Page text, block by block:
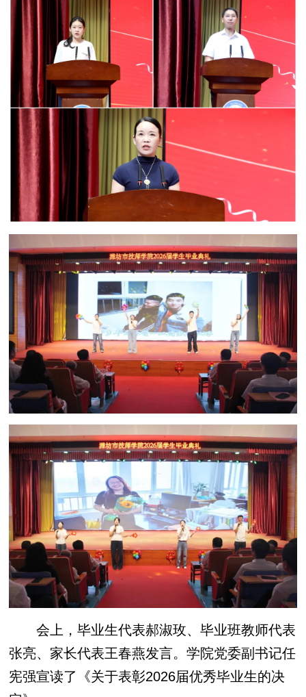
会上，毕业生代表郝淑玫、毕业班教师代表
张亮、家长代表王春燕发言。学院党委副书记任
宪强宣读了《关于表彰2026届优秀毕业生的决